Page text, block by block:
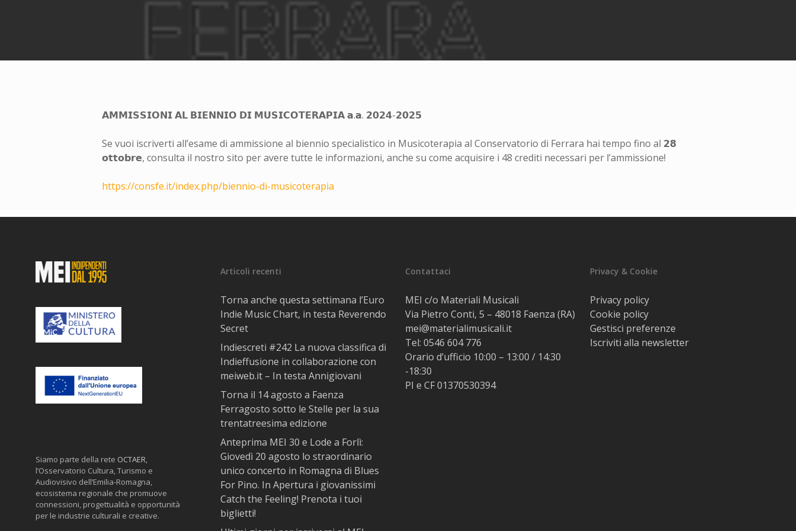
𝗔𝗠𝗠𝗜𝗦𝗦𝗜𝗢𝗡𝗜 𝗔𝗟 𝗕𝗜𝗘𝗡𝗡𝗜𝗢 𝗗𝗜 𝗠𝗨𝗦𝗜𝗖𝗢𝗧𝗘𝗥𝗔𝗣𝗜𝗔 𝗮.𝗮. 𝟮𝟬𝟮𝟰-𝟮𝟬𝟮𝟱
Se vuoi iscriverti all’esame di ammissione al biennio specialistico in Musicoterapia al Conservatorio di Ferrara hai tempo fino al 𝟮𝟴
𝗼𝘁𝘁𝗼𝗯𝗿𝗲, consulta il nostro sito per avere tutte le informazioni, anche su come acquisire i 48 crediti necessari per l’ammissione!
https://consfe.it/index.php/biennio-di-musicoterapia
Siamo parte della rete OCTAER,
l’Osservatorio Cultura, Turismo e
Audiovisivo dell’Emilia-Romagna,
ecosistema regionale che promuove
connessioni, progettualità e opportunità
per le industrie culturali e creative.
Articoli recenti
Torna anche questa settimana l’Euro
Indie Music Chart, in testa Reverendo
Secret
Indiescreti #242 La nuova classifica di
Indieffusione in collaborazione con
meiweb.it – In testa Annigiovani
Torna il 14 agosto a Faenza
Ferragosto sotto le Stelle per la sua
trentatreesima edizione
Anteprima MEI 30 e Lode a Forlì:
Giovedì 20 agosto lo straordinario
unico concerto in Romagna di Blues
For Pino. In Apertura i giovanissimi
Catch the Feeling! Prenota i tuoi
biglietti!
Contattaci
MEI c/o Materiali Musicali
Via Pietro Conti, 5 – 48018 Faenza (RA)
mei@materialimusicali.it
Tel:0546 604 776
Orario d’ufficio 10:00 – 13:00 / 14:30
-18:30
PI e CF 01370530394
Privacy & Cookie
Privacy policy
Cookie policy
Gestisci preferenze
Iscriviti alla newsletter